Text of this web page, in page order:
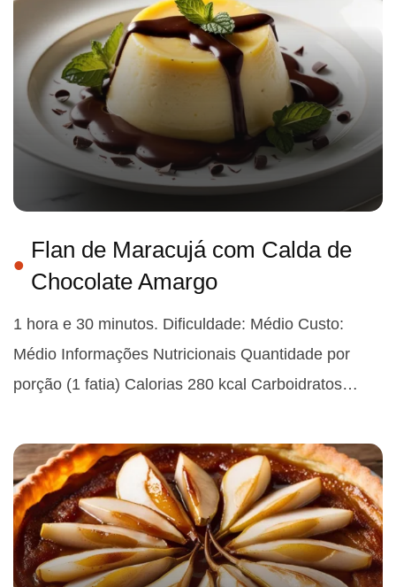
Flan de Maracujá com Calda de
Chocolate Amargo
1 hora e 30 minutos. Dificuldade: Médio Custo:
Médio Informações Nutricionais Quantidade por
porção (1 fatia) Calorias 280 kcal Carboidratos…